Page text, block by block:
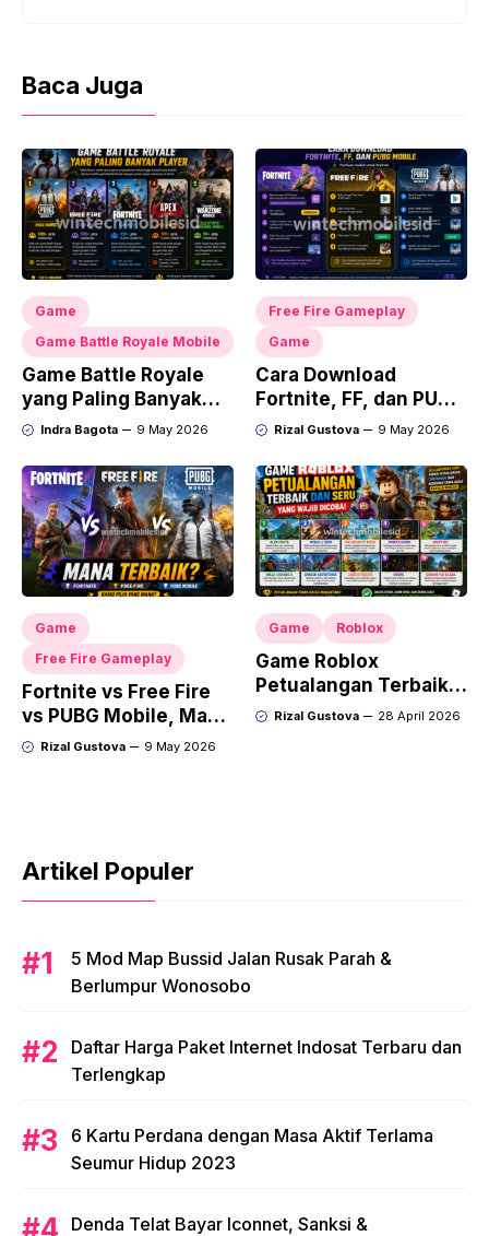
Baca Juga
Game
Game Battle Royale Mobile
Game Battle Royale
yang Paling Banyak
Player
Indra Bagota 9 May 2026
Free Fire Gameplay
Game
Cara Download
Fortnite, FF, dan PUBG
Mobile
Rizal Gustova 9 May 2026
Game
Free Fire Gameplay
Fortnite vs Free Fire
vs PUBG Mobile, Mana
Terbaik?
Rizal Gustova 9 May 2026
Game Roblox
Game Roblox
Petualangan Terbaik
dan Seru yang Wajib
Rizal Gustova 28 April 2026
Artikel Populer
5 Mod Map Bussid Jalan Rusak Parah &
Berlumpur Wonosobo
Daftar Harga Paket Internet Indosat Terbaru dan
Terlengkap
6 Kartu Perdana dengan Masa Aktif Terlama
Seumur Hidup 2023
Denda Telat Bayar Iconnet, Sanksi &